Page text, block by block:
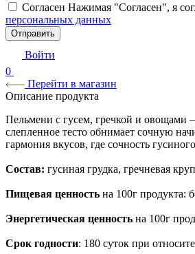
Согласен Нажимая "Согласен", я
персональных данных
Отправить
Войти
0
Перейти в магазин
Описание продукта
Пельмени с гусем, гречкой и овощами
слепленное тесто обнимает сочную
гармония вкусов, где сочность
Состав: гусиная грудка, гречневая
Пищевая ценность на 100г продукта:
Энергетическая ценность на 100г
Срок годности: 180 суток при